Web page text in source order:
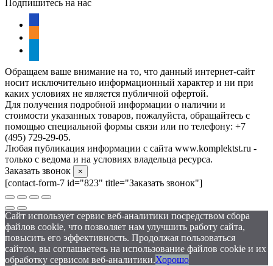
Подпишитесь на нас
Обращаем ваше внимание на то, что данный интернет-сайт
носит исключительно информационный характер и ни при
каких условиях не является публичной офертой.
Для получения подробной информации о наличии и
стоимости указанных товаров, пожалуйста, обращайтесь с
помощью специальной формы связи или по телефону: +7
(495) 729-29-05.
Любая публикация информации с сайта www.komplektst.ru -
только с ведома и на условиях владельца ресурса.
Заказать звонок
×
[contact-form-7 id="823" title="Заказать звонок"]
Сайт использует сервис веб-аналитики посредством сбора
файлов cookie, что позволяет нам улучшить работу сайта,
повысить его эффективность. Продолжая пользоваться
сайтом, вы соглашаетесь на использование файлов cookie и их
обработку сервисом веб-аналитики.Хорошо